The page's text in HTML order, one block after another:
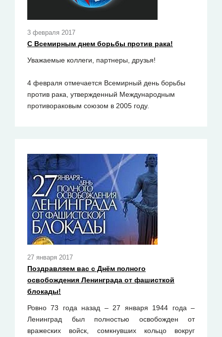
3 февраля 2017
С Всемирным днем борьбы против рака!
Уважаемые коллеги, партнеры, друзья!
4 февраля отмечается Всемирный день борьбы
против рака, утвержденный Международным
противораковым союзом в 2005 году.
27 января 2017
Поздравляем вас с Днём полного
освобождения Ленинграда от фашисткой
блокады!
Ровно 73 года назад – 27 января 1944 года –
Ленинград был полностью освобожден от
вражеских войск, сомкнувших кольцо вокруг